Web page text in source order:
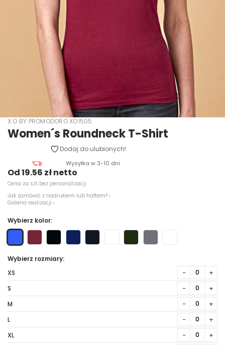
X.O BY PROMODORO XO1505
Women´s Roundneck T-Shirt
Dodaj do ulubionych!
Wysyłka w 3-10 dni
Od 19.56 zł netto
Cena za szt bez personalizacji
Jak zamówić z nadrukiem lub haftem? ›
Galeria realizacji ›
Wybierz kolor:
Wybierz rozmiary:
XS
− +
S − +
M − +
L − +
XL − +